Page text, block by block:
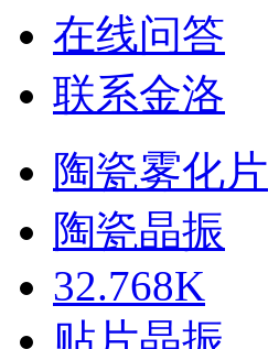
在线问答
联系金洛
陶瓷雾化片
陶瓷晶振
32.768K